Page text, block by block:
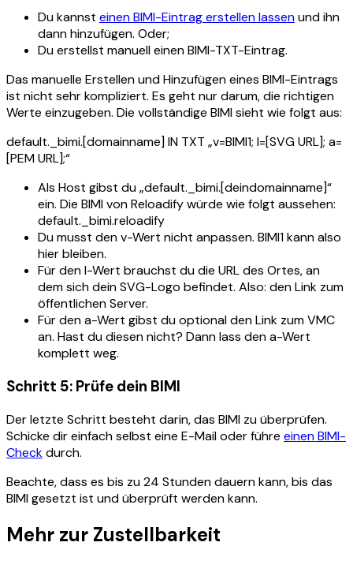
Du kannst einen BIMI-Eintrag erstellen lassenund ihn
dann hinzufügen. Oder;
Du erstellst manuell einen BIMI-TXT-Eintrag.
Das manuelle Erstellen und Hinzufügen eines BIMI-Eintrags
ist nicht sehr kompliziert. Es geht nur darum, die richtigen
Werte einzugeben. Die vollständige BIMI sieht wie folgt aus:
default._bimi.[domainname] IN TXT „v=BIMI1; l=[SVG URL]; a=
[PEM URL];“
Als Host gibst du „default._bimi.[deindomainname]“
ein. Die BIMI von Reloadify würde wie folgt aussehen:
default._bimi.reloadify
Du musst den v-Wert nicht anpassen. BIMI1 kann also
hier bleiben.
Für den l-Wert brauchst du die URL des Ortes, an
dem sich dein SVG-Logo befindet. Also: den Link zum
öffentlichen Server.
Für den a-Wert gibst du optional den Link zum VMC
an. Hast du diesen nicht? Dann lass den a-Wert
komplett weg.
Schritt 5: Prüfe dein BIMI
Der letzte Schritt besteht darin, das BIMI zu überprüfen.
Schicke dir einfach selbst eine E-Mail oder führe einen BIMI-
Checkdurch.
Beachte, dass es bis zu 24 Stunden dauern kann, bis das
BIMI gesetzt ist und überprüft werden kann.
Mehr zur Zustellbarkeit